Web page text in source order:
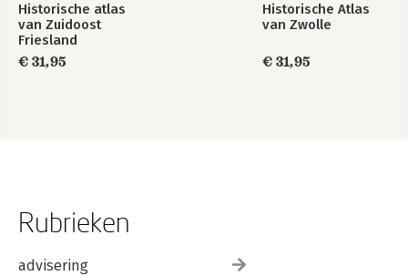
Historische atlas
van Zuidoost
Friesland
€ 31,95
Historische Atlas
van Zwolle
€ 31,95
Rubrieken
advisering